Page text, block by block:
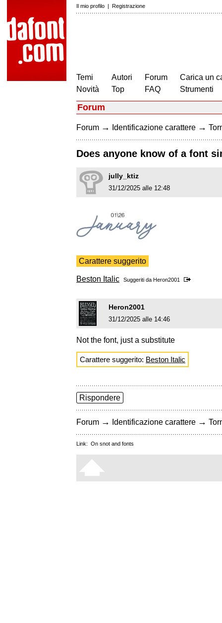
Il mio profilo | Registrazione
Temi
Novità
Autori
Top
Forum
FAQ
Carica un
Strumenti
Forum
Forum → Identificazione carattere →
Does anyone know of a font
jully_ktiz
31/12/2025 alle 12:48
Carattere suggerito
Beston Italic Suggeriti da Heron2001
Heron2001
31/12/2025 alle 14:46
Not the font, just a substitute
Carattere suggerito: Beston Italic
Rispondere
Forum → Identificazione carattere →
Link: On snot and fonts